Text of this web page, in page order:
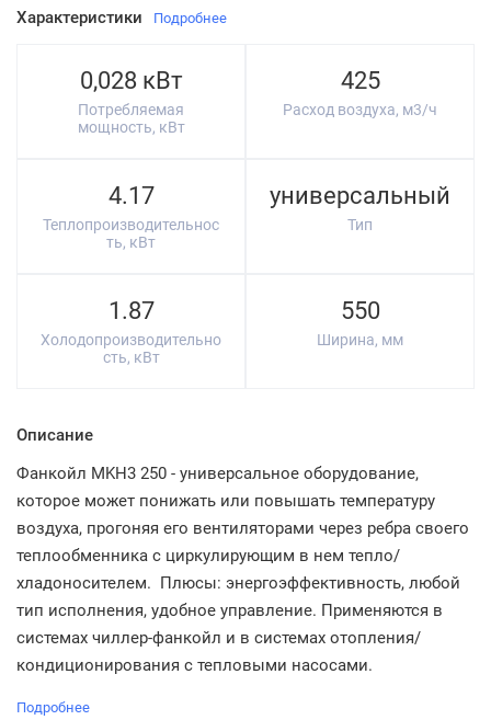
Характеристики Подробнее
0,028 кВт
Потребляемая
мощность, кВт
425
Расход воздуха, м3/ч
4.17
Теплопроизводительнос
ть, кВт
универсальный
Тип
1.87
Холодопроизводительно
сть, кВт
550
Ширина, мм
Описание
Фанкойл MKH3 250 - универсальное оборудование,
которое может понижать или повышать температуру
воздуха, прогоняя его вентиляторами через ребра своего
теплообменника с циркулирующим в нем тепло/
хладоносителем. Плюсы: энергоэффективность, любой
тип исполнения, удобное управление. Применяются в
системах чиллер-фанкойл и в системах отопления/
кондиционирования с тепловыми насосами.
Подробнее